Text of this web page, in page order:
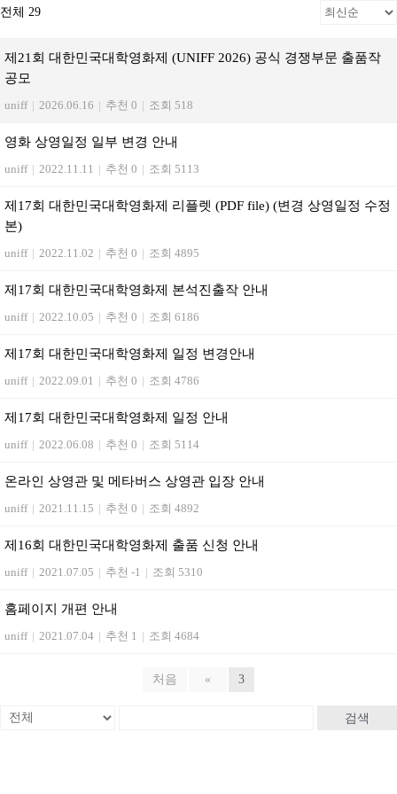
전체 29
제21회 대한민국대학영화제 (UNIFF 2026) 공식 경쟁부문 출품작
공모
uniff | 2026.06.16 | 추천 0 | 조회 518
영화 상영일정 일부 변경 안내
uniff | 2022.11.11 | 추천 0 | 조회 5113
제17회 대한민국대학영화제 리플렛 (PDF file) (변경 상영일정 수정
본)
uniff | 2022.11.02 | 추천 0 | 조회 4895
제17회 대한민국대학영화제 본석진출작 안내
uniff | 2022.10.05 | 추천 0 | 조회 6186
제17회 대한민국대학영화제 일정 변경안내
uniff | 2022.09.01 | 추천 0 | 조회 4786
제17회 대한민국대학영화제 일정 안내
uniff | 2022.06.08 | 추천 0 | 조회 5114
온라인 상영관 및 메타버스 상영관 입장 안내
uniff | 2021.11.15 | 추천 0 | 조회 4892
제16회 대한민국대학영화제 출품 신청 안내
uniff | 2021.07.05 | 추천 -1 | 조회 5310
홈페이지 개편 안내
uniff | 2021.07.04 | 추천 1 | 조회 4684
처음 « 3
검색